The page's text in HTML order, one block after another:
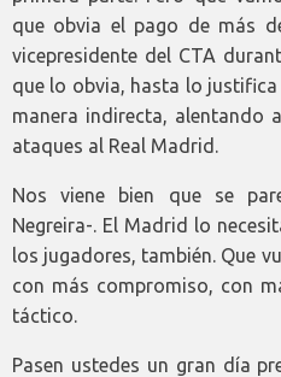
que obvia el pago de más
vicepresidente del CTA
que lo obvia, hasta lo
manera indirecta, alentando
ataques al Real Madrid.
Nos viene bien que se
Negreira-. El Madrid lo
los jugadores, también. Que
con más compromiso, con
táctico.
Pasen ustedes un gran día